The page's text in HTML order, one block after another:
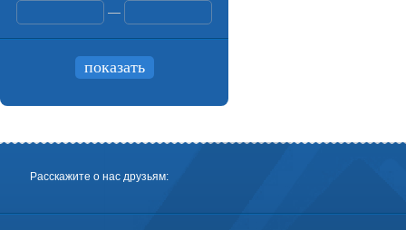
—
Расскажите о нас друзьям: